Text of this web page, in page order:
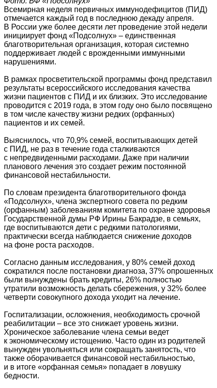
Всемирная неделя первичных иммунодефицитов (ПИД)
отмечается каждый год в последнюю декаду апреля.
В России уже более десяти лет проведение этой недели
инициирует фонд «Подсолнух» – единственная
благотворительная организация, которая системно
поддерживает людей с врожденными иммунными
нарушениями.
В рамках просветительской программы фонд представил
результаты всероссийского исследования качества
жизни пациентов с ПИД и их близких. Это исследование
проводится с 2019 года, в этом году оно было посвящено
в том числе качеству жизни редких (орфанных)
пациентов и их семей.
Выяснилось, что 70,9% семей, воспитывающих детей
с ПИД, не раз в течение года сталкиваются
с непредвиденными расходами. Даже при наличии
планового лечения это создает режим постоянной
финансовой нестабильности.
По словам президента благотворительного фонда
«Подсолнух», члена экспертного совета по редким
(орфанным) заболеваниям комитета по охране здоровья
Государственной думы РФ Ирины Бакрадзе, в семьях,
где воспитываются дети с редкими патологиями,
практически всегда наблюдается снижение доходов
на фоне роста расходов.
Согласно данным исследования, у 80% семей доход
сократился после постановки диагноза, 37% опрошенных
были вынуждены брать кредиты, 26% полностью
утратили возможность делать сбережения, у 32% более
четверти совокупного дохода уходит на лечение.
Госпитализации, осложнения, необходимость срочной
реабилитации – все это снижает уровень жизни.
Хроническое заболевание члена семьи ведет
к экономическому истощению. Часто один из родителей
вынужден увольняться или сокращать занятость, что
также оборачивается финансовой нестабильностью,
и в итоге «орфанная семья» попадает в ловушку
бедности.